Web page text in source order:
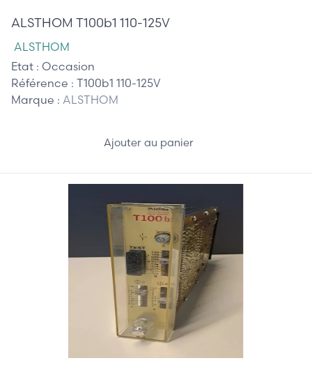
ALSTHOM T100b1 110-125V
ALSTHOM
Etat : Occasion
Référence : T100b1 110-125V
Marque : ALSTHOM
Ajouter au panier